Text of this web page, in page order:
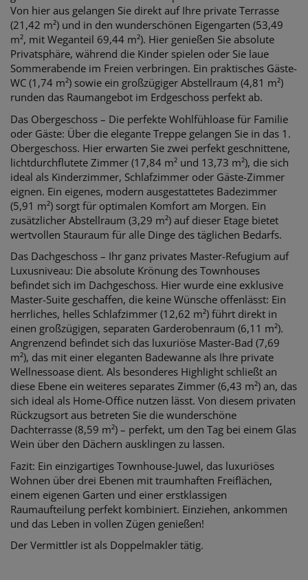
Von hier aus gelangen Sie direkt auf Ihre private Terrasse
(21,42 m²) und in den wunderschönen Eigengarten (53,49
m², mit Weganteil 69,44 m²). Hier genießen Sie absolute
Privatsphäre, während die Kinder spielen oder Sie laue
Sommerabende im Freien verbringen. Ein praktisches Gäste-
WC (1,74 m²) sowie ein großzügiger Abstellraum (4,81 m²)
runden das Raumangebot im Erdgeschoss perfekt ab.
Das Obergeschoss – Die perfekte Wohlfühloase für Familie
oder Gäste: Über die elegante Treppe gelangen Sie in das 1.
Obergeschoss. Hier erwarten Sie zwei perfekt geschnittene,
lichtdurchflutete Zimmer (17,84 m² und 13,73 m²), die sich
ideal als Kinderzimmer, Schlafzimmer oder Gäste-Zimmer
eignen. Ein eigenes, modern ausgestattetes Badezimmer
(5,91 m²) sorgt für optimalen Komfort am Morgen. Ein
zusätzlicher Abstellraum (3,29 m²) auf dieser Etage bietet
wertvollen Stauraum für alle Dinge des täglichen Bedarfs.
Das Dachgeschoss – Ihr ganz privates Master-Refugium auf
Luxusniveau: Die absolute Krönung des Townhouses
befindet sich im Dachgeschoss. Hier wurde eine exklusive
Master-Suite geschaffen, die keine Wünsche offenlässt: Ein
herrliches, helles Schlafzimmer (12,62 m²) führt direkt in
einen großzügigen, separaten Garderobenraum (6,11 m²).
Angrenzend befindet sich das luxuriöse Master-Bad (7,69
m²), das mit einer eleganten Badewanne als Ihre private
Wellnessoase dient. Als besonderes Highlight schließt an
diese Ebene ein weiteres separates Zimmer (6,43 m²) an, das
sich ideal als Home-Office nutzen lässt. Von diesem privaten
Rückzugsort aus betreten Sie die wunderschöne
Dachterrasse (8,59 m²) – perfekt, um den Tag bei einem Glas
Wein über den Dächern ausklingen zu lassen.
Fazit: Ein einzigartiges Townhouse-Juwel, das luxuriöses
Wohnen über drei Ebenen mit traumhaften Freiflächen,
einem eigenen Garten und einer erstklassigen
Raumaufteilung perfekt kombiniert. Einziehen, ankommen
und das Leben in vollen Zügen genießen!
Der Vermittler ist als Doppelmakler tätig.